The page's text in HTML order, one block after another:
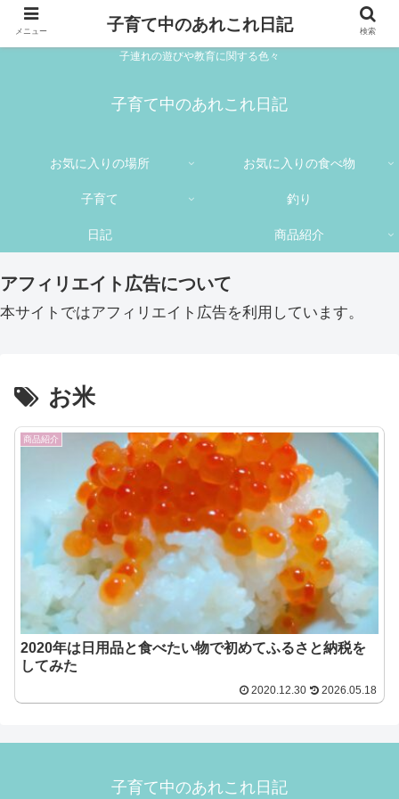
子連れの遊びや教育に関する色々
子育て中のあれこれ日記
お気に入りの場所 お気に入りの食べ物
子育て 釣り
日記 商品紹介
アフィリエイト広告について
本サイトではアフィリエイト広告を利用しています。
お米
商品紹介
2020年は日用品と食べたい物で初めてふるさと納税を
してみた
2020.12.30 2026.05.18
子育て中のあれこれ日記
メニュー 子育て中のあれこれ日記 検索